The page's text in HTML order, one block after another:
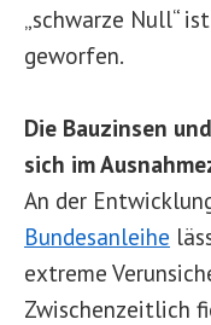
„schwarze Null“
geworfen.
Die Bauzinsen
sich im
An der
Bundesanleihe
extreme
Zwischenzeitlich